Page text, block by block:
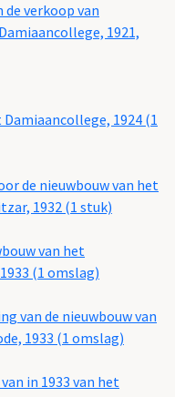
verkoop van
1921,
1924 (1
de nieuwbouw van het
1932 (1 stuk)
van het
(1 omslag)
van de nieuwbouw van
1933 (1 omslag)
in 1933 van het